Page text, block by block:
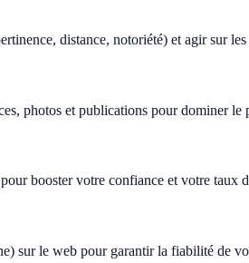
distance, notoriété) et agir sur
photos et publications pour dominer le
booster votre confiance et votre taux
sur le web pour garantir la fiabilité de